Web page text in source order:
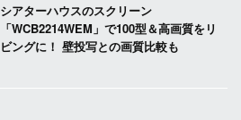
シアターハウスのスクリーン
「WCB2214WEM」で100型＆高画質をリ
ビングに！ 壁投写との画質比較も